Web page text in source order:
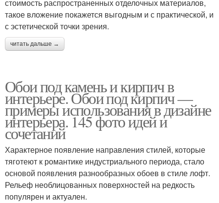
стоимость распространенных отделочных материалов,
такое вложение покажется выгодным и с практической, и
с эстетической точки зрения.
читать дальше →
Обои под камень и кирпич в
интерьере. Обои под кирпич —
примеры использования в дизайне
интерьера. 145 фото идей и
сочетаний
Характерное появление направления стилей, которые
тяготеют к романтике индустриального периода, стало
основой появления разнообразных обоев в стиле лофт.
Рельеф необлицованных поверхностей на редкость
популярен и актуален.